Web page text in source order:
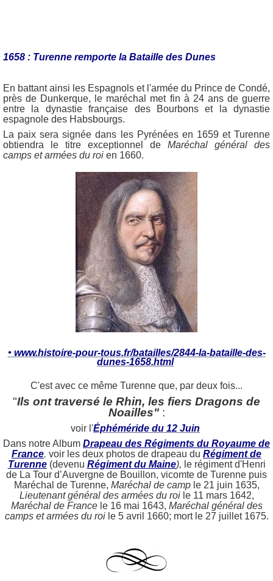
1658 : Turenne remporte la Bataille des Dunes
En battant ainsi les Espagnols et l'armée du Prince de Condé,
près de Dunkerque, le maréchal met fin à 24 ans de guerre
entre la dynastie française des Bourbons et la dynastie
espagnole des Habsbourgs.
La paix sera signée dans les Pyrénées en 1659 et Turenne
obtiendra le titre exceptionnel de Maréchal général des
camps et armées du roi en 1660.
• www.histoire-pour-tous.fr/batailles/2844-la-bataille-des-
dunes-1658.html
C'est avec ce même Turenne que, par deux fois...
"Ils ont traversé le Rhin, les fiers Dragons de
Noailles":
voir l'Éphéméride du 12 Juin
Dans notre Album Drapeau des Régiments du Royaume de
France, voir les deux photos de drapeau du Régiment de
Turenne (devenu Régiment du Maine), le régiment d'Henri
de La Tour d’Auvergne de Bouillon, vicomte de Turenne puis
Maréchal de Turenne, Maréchal de cample 21 juin 1635,
Lieutenant général des armées du roile 11 mars 1642,
Maréchal de Francele 16 mai 1643, Maréchal général des
camps et armées du roile 5 avril 1660; mort le 27 juillet 1675.